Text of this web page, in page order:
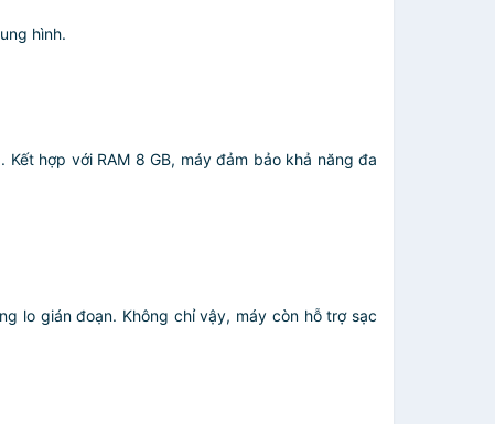
hình.
hợp với RAM 8 GB, máy đảm bảo khả năng đa
lo gián đoạn. Không chỉ vậy, máy còn hỗ trợ sạc